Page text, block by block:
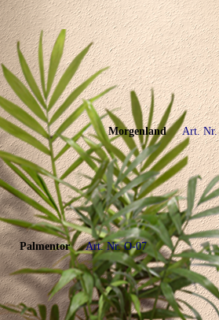
Morgenland Art. Nr.
Palmentor Art. Nr. O-07